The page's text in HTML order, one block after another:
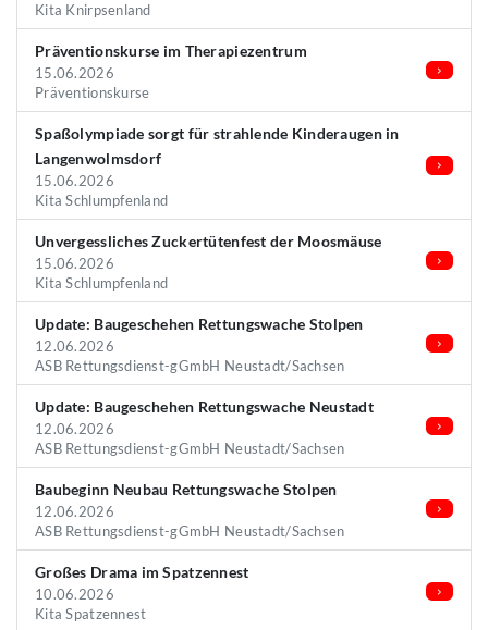
Kita Knirpsenland
Präventionskurse im Therapiezentrum
15.06.2026
Präventionskurse
Spaßolympiade sorgt für strahlende Kinderaugen in
Langenwolmsdorf
15.06.2026
Kita Schlumpfenland
Unvergessliches Zuckertütenfest der Moosmäuse
15.06.2026
Kita Schlumpfenland
Update: Baugeschehen Rettungswache Stolpen
12.06.2026
ASB Rettungsdienst-gGmbH Neustadt/Sachsen
Update: Baugeschehen Rettungswache Neustadt
12.06.2026
ASB Rettungsdienst-gGmbH Neustadt/Sachsen
Baubeginn Neubau Rettungswache Stolpen
12.06.2026
ASB Rettungsdienst-gGmbH Neustadt/Sachsen
Großes Drama im Spatzennest
10.06.2026
Kita Spatzennest